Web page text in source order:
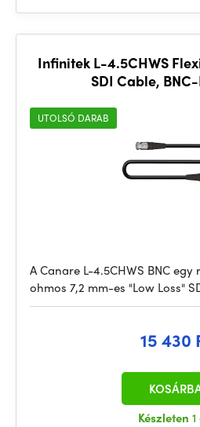
Infinitek L-4.5CHWS
SDI Cable,
UTOLSÓ DARAB
A Canare L-4.5CHWS BNC
ohmos 7,2 mm-es "Low Loss"
15 430
Készleten